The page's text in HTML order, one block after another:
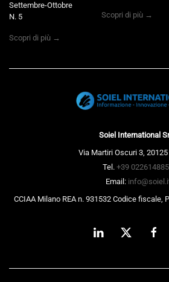
Settembre-Ottobre
N. 5
Scopri di più →
Scopri di più →
Soiel International
Via Martiri Oscuri 3,
Tel. +39
Email:
CCIAA Milano REA n. 931532 Codice fiscale,